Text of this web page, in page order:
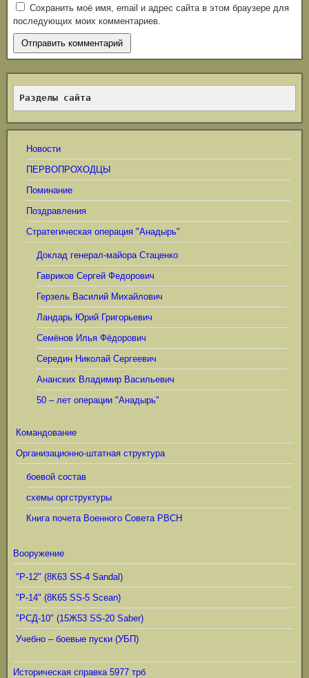
Сохранить моё имя, email и адрес сайта в этом браузере для
последующих моих комментариев.
Разделы сайта
Новости
ПЕРВОПРОХОДЦЫ
Поминание
Поздравления
Стратегическая операция "Анадырь"
Доклад генерал-майора Стаценко
Гавриков Сергей Федорович
Герзель Василий Михайлович
Ландарь Юрий Григорьевич
Семёнов Илья Фёдорович
Середин Николай Сергеевич
Ананских Владимир Васильевич
50 – лет операции "Анадырь"
Командование
Организационно-штатная структура
боевой состав
схемы оргструктуры
Книга почета Военного Совета РВСН
Вооружение
"Р-12" (8К63 SS-4 Sandal)
"Р-14" (8К65 SS-5 Scean)
"РСД-10" (15Ж53 SS-20 Saber)
Учебно – боевые пуски (УБП)
Историческая справка 5977 трб